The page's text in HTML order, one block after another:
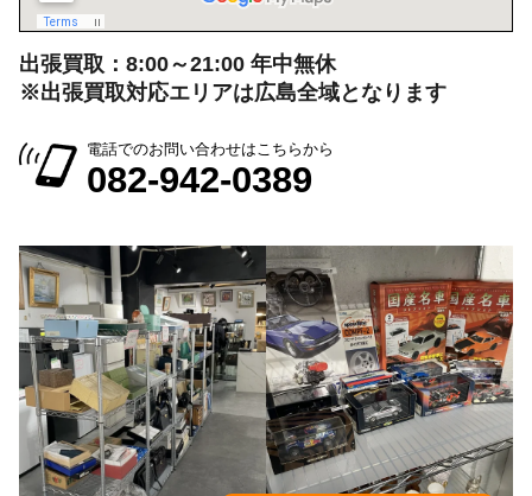
出張買取：8:00～21:00 年中無休
※出張買取対応エリアは広島全域となります
電話でのお問い合わせはこちらから
082-942-0389